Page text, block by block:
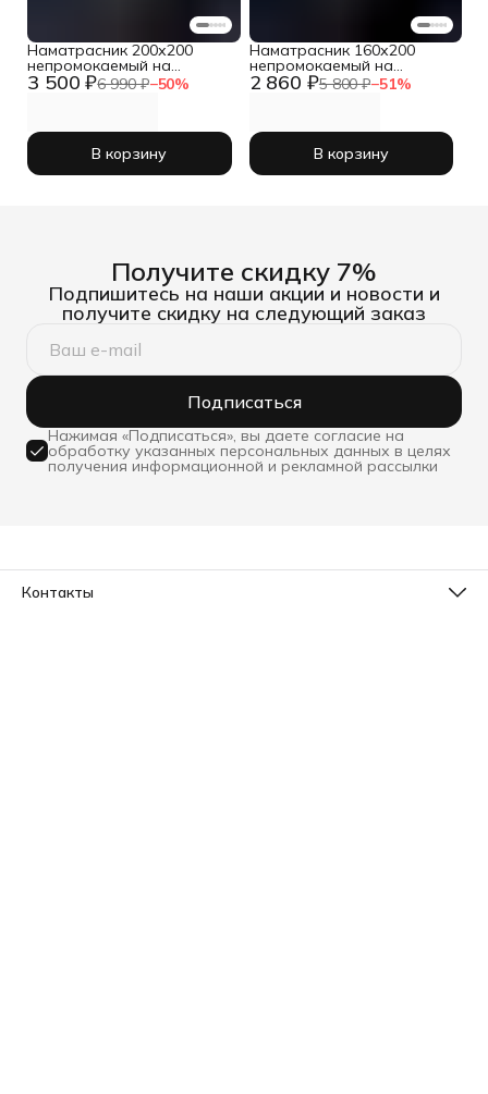
3 500 ₽6 990 ₽−50%
Наматрасник 200х200
непромокаемый на
резинке с бортом
В корзину
2 860 ₽5 800 ₽−51%
Наматрасник 160х200
непромокаемый на
резинке с бортом
В корзину
Получите скидку 7%
Подпишитесь на наши акции и новости и
получите скидку на следующий заказ
Подписаться
Нажимая «Подписаться», вы даете согласие на
обработку указанных персональных данных в целях
получения информационной и рекламной рассылки
Контакты